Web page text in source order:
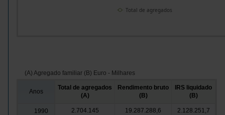
Total de agregados
(A) Agregado familiar (B) Euro - Milhares
Anos
Total de agregados
(A)
Rendimento bruto
(B)
IRS liquidado
(B)
1990 2.704.145 19.287.288,6
2.128.251,7